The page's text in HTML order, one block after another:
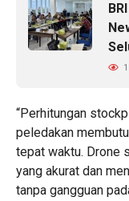
“Perhitungan
peledakan
tepat waktu. Drone
yang akurat dan
tanpa gangguan